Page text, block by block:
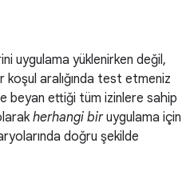
uygulama yüklenirken değil,
koşul aralığında test etmeniz
beyan ettiği tüm izinlere sahip
herhangi biruygulama için
doğru şekilde